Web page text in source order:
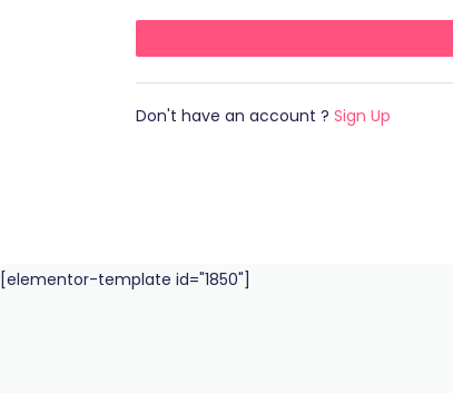
Don't have an account ? Sign Up
[elementor-template id="1850"]